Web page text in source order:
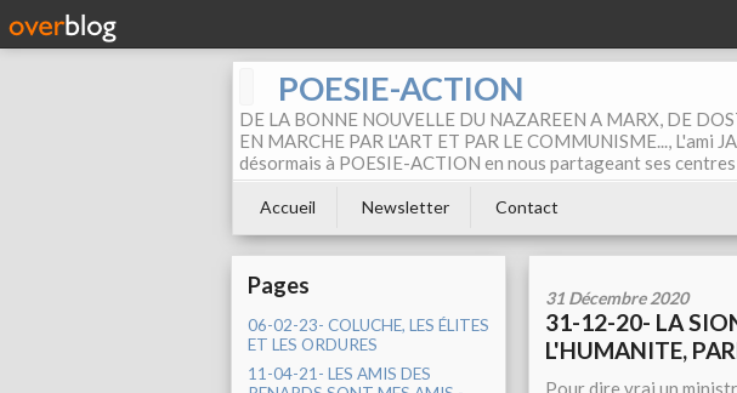
POESIE-ACTION
DE LA BONNE NOUVELLE DU NAZAREEN A MARX, DE
EN MARCHE PAR L'ART ET PAR LE COMMUNISME..., L'ami
désormais à POESIE-ACTION en nous partageant ses
Accueil Newsletter Contact
Pages
06-02-23- COLUCHE, LES ÉLITES
ET LES ORDURES
11-04-21- LES AMIS DES
31 Décembre 2020
31-12-20- LA
L'HUMANITE,
Pour dire vrai un